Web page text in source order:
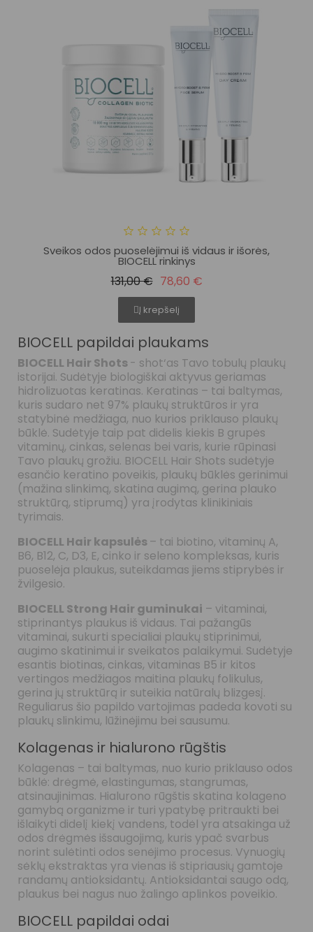
Sveikos odos puoselėjimui iš vidaus ir išorės,
BIOCELL rinkinys
131,00 € 78,60 €
Į krepšelį
BIOCELL papildai plaukams
BIOCELL Hair Shots- shot‘as Tavo tobulų plaukų
istorijai. Sudėtyje biologiškai aktyvus geriamas
hidrolizuotas keratinas. Keratinas – tai baltymas,
kuris sudaro net 97% plaukų struktūros ir yra
statybinė medžiaga, nuo kurios priklauso plaukų
būklė. Sudėtyje taip pat didelis kiekis B grupės
vitaminų, cinkas, selenas bei varis, kurie rūpinasi
Tavo plaukų grožiu. BIOCELL Hair Shots sudėtyje
esančio keratino poveikis, plaukų būklės gerinimui
(mažina slinkimą, skatina augimą, gerina plauko
struktūrą, stiprumą) yra įrodytas klinikiniais
tyrimais.
BIOCELL Hair kapsulės– tai biotino, vitaminų A,
B6, B12, C, D3, E, cinko ir seleno kompleksas, kuris
puoselėja plaukus, suteikdamas jiems stiprybės ir
žvilgesio.
BIOCELL Strong Hair guminukai – vitaminai,
stiprinantys plaukus iš vidaus. Tai pažangūs
vitaminai, sukurti specialiai plaukų stiprinimui,
augimo skatinimui ir sveikatos palaikymui. Sudėtyje
esantis biotinas, cinkas, vitaminas B5 ir kitos
vertingos medžiagos maitina plaukų folikulus,
gerina jų struktūrą ir suteikia natūralų blizgesį.
Reguliarus šio papildo vartojimas padeda kovoti su
plaukų slinkimu, lūžinėjimu bei sausumu.
Kolagenas ir hialurono rūgštis
Kolagenas – tai baltymas, nuo kurio priklauso odos
būklė: drėgmė, elastingumas, stangrumas,
atsinaujinimas. Hialurono rūgštis skatina kolageno
gamybą organizme ir turi ypatybę pritraukti bei
išlaikyti didelį kiekį vandens, todėl yra atsakinga už
odos drėgmės išsaugojimą, kuris ypač svarbus
norint sulėtinti odos senėjimo procesus. Vynuogių
sėklų ekstraktas yra vienas iš stipriausių gamtoje
randamų antioksidantų. Antioksidantai saugo odą,
plaukus bei nagus nuo žalingo aplinkos poveikio.
BIOCELL papildai odai